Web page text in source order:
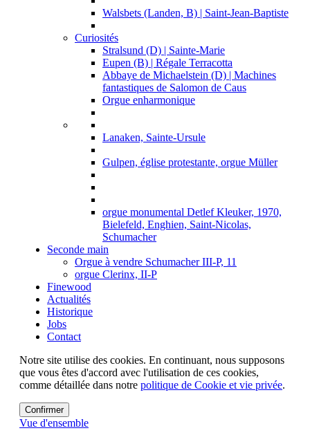
Walsbets (Landen, B) | Saint-Jean-Baptiste
Curiosités
Stralsund (D) | Sainte-Marie
Eupen (B) | Régale Terracotta
Abbaye de Michaelstein (D) | Machines
fantastiques de Salomon de Caus
Orgue enharmonique
Lanaken, Sainte-Ursule
Gulpen, église protestante, orgue Müller
orgue monumental Detlef Kleuker, 1970,
Bielefeld, Enghien, Saint-Nicolas,
Schumacher
Seconde main
Orgue à vendre Schumacher III-P, 11
orgue Clerinx, II-P
Finewood
Actualités
Historique
Jobs
Contact
Notre site utilise des cookies. En continuant, nous supposons
que vous êtes d'accord avec l'utilisation de ces cookies,
comme détaillée dans notre politique de Cookie et vie privée.
Confirmer
Vue d'ensemble